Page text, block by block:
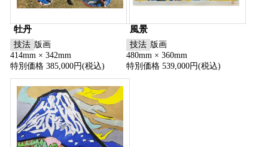
牡丹
技法 版画
414mm × 342mm
特別価格 385,000円(税込)
風景
技法 版画
480mm × 360mm
特別価格 539,000円(税込)